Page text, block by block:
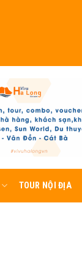
TOUR NỘI ĐỊA